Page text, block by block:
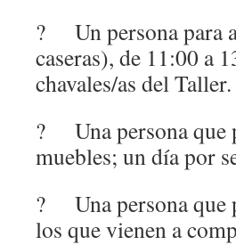
? Un persona para
caseras), de 11:00 a
chavales/as del Taller.
? Una persona que
muebles; un día por
? Una persona que
los que vienen a